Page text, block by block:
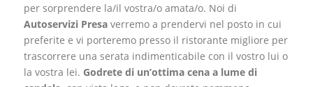
per sorprendere la/il vostra/o amata/o. Noi di
Autoservizi Presa verremo a prendervi nel posto in cui
preferite e vi porteremo presso il ristorante migliore per
trascorrere una serata indimenticabile con il vostro lui o
la vostra lei. Godrete di un’ottima cena a lume di